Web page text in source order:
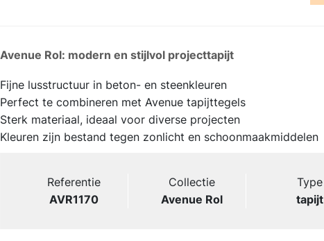
Avenue Rol: modern en stijlvol projecttapijt
Fijne lusstructuur in beton- en steenkleuren
Perfect te combineren met Avenue tapijttegels
Sterk materiaal, ideaal voor diverse projecten
Kleuren zijn bestand tegen zonlicht en schoonmaakmiddelen
Referentie
AVR1170
Collectie
Avenue Rol
Type
tapijt